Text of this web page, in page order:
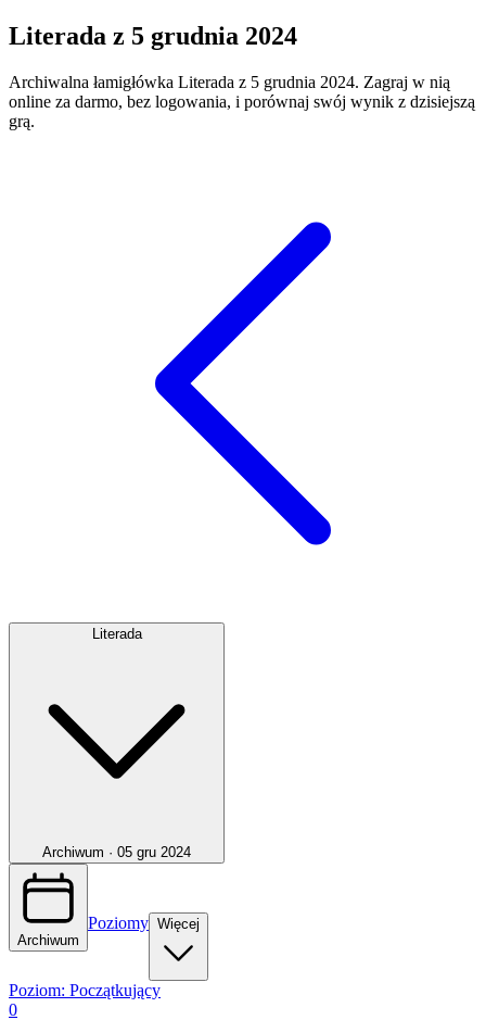
Literada z 5 grudnia 2024
Archiwalna łamigłówka Literada z 5 grudnia 2024. Zagraj w nią
online za darmo, bez logowania, i porównaj swój wynik z dzisiejszą
grą.
Literada
Archiwum · 05 gru 2024
Archiwum
Poziomy Więcej
Poziom: Początkujący
0